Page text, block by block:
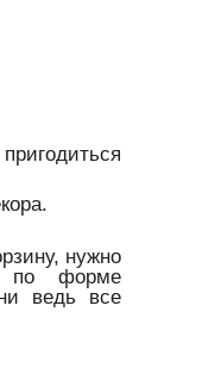
нужно
по форме
ведь все